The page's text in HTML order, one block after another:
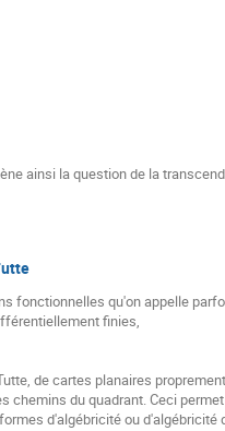
ainsi la question de la
fonctionnelles qu'on appelle
finies,
de cartes planaires
du quadrant. Ceci
d'algébricité ou d'algébricité